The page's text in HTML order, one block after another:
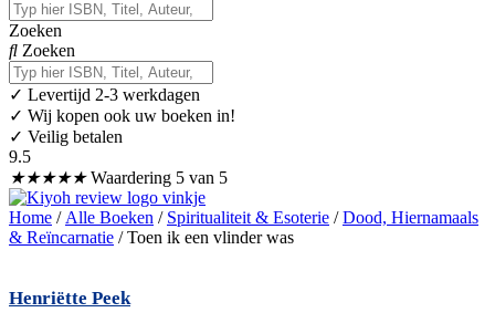
Zoeken
Zoeken
✓ Levertijd 2-3 werkdagen
✓ Wij kopen ook uw boeken in!
✓ Veilig betalen
9.5
★★★★★ Waardering 5 van 5
Home / Alle Boeken / Spiritualiteit & Esoterie /Dood, Hiernamaals
& Reïncarnatie / Toen ik een vlinder was
Henriëtte Peek